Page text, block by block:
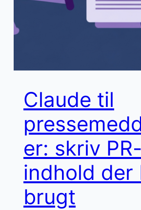
Claude til
er: skriv PR-
indhold der
brugt